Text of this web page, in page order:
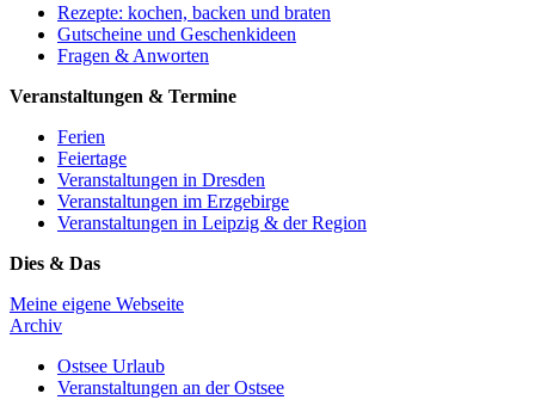
Rezepte: kochen, backen und braten
Gutscheine und Geschenkideen
Fragen & Anworten
Veranstaltungen & Termine
Ferien
Feiertage
Veranstaltungen in Dresden
Veranstaltungen im Erzgebirge
Veranstaltungen in Leipzig & der Region
Dies & Das
Meine eigene Webseite
Archiv
Ostsee Urlaub
Veranstaltungen an der Ostsee